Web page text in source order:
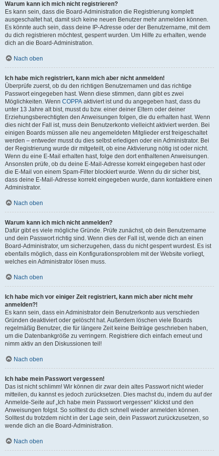
Warum kann ich mich nicht registrieren?
Es kann sein, dass die Board-Administration die Registrierung komplett
ausgeschaltet hat, damit sich keine neuen Benutzer mehr anmelden können.
Es könnte auch sein, dass deine IP-Adresse oder der Benutzername, mit dem
du dich registrieren möchtest, gesperrt wurden. Um Hilfe zu erhalten, wende
dich an die Board-Administration.
Nach oben
Ich habe mich registriert, kann mich aber nicht anmelden!
Überprüfe zuerst, ob du den richtigen Benutzernamen und das richtige
Passwort eingegeben hast. Wenn diese stimmen, dann gibt es zwei
Möglichkeiten. Wenn COPPA aktiviert ist und du angegeben hast, dass du
unter 13 Jahre alt bist, musst du bzw. einer deiner Eltern oder deiner
Erziehungsberechtigten den Anweisungen folgen, die du erhalten hast. Wenn
dies nicht der Fall ist, muss dein Benutzerkonto vielleicht aktiviert werden. Bei
einigen Boards müssen alle neu angemeldeten Mitglieder erst freigeschaltet
werden – entweder musst du dies selbst erledigen oder ein Administrator. Bei
der Registrierung wurde dir mitgeteilt, ob eine Aktivierung nötig ist oder nicht.
Wenn du eine E-Mail erhalten hast, folge den dort enthaltenen Anweisungen.
Ansonsten prüfe, ob du deine E-Mail-Adresse korrekt eingegeben hast oder
die E-Mail von einem Spam-Filter blockiert wurde. Wenn du dir sicher bist,
dass deine E-Mail-Adresse korrekt eingegeben wurde, dann kontaktiere einen
Administrator.
Nach oben
Warum kann ich mich nicht anmelden?
Dafür gibt es viele mögliche Gründe. Prüfe zunächst, ob dein Benutzername
und dein Passwort richtig sind. Wenn dies der Fall ist, wende dich an einen
Board-Administrator, um sicherzugehen, dass du nicht gesperrt wurdest. Es ist
ebenfalls möglich, dass ein Konfigurationsproblem mit der Website vorliegt,
welches ein Administrator lösen muss.
Nach oben
Ich habe mich vor einiger Zeit registriert, kann mich aber nicht mehr
anmelden?!
Es kann sein, dass ein Administrator dein Benutzerkonto aus verschieden
Gründen deaktiviert oder gelöscht hat. Außerdem löschen viele Boards
regelmäßig Benutzer, die für längere Zeit keine Beiträge geschrieben haben,
um die Datenbankgröße zu verringern. Registriere dich einfach erneut und
nimm aktiv an den Diskussionen teil!
Nach oben
Ich habe mein Passwort vergessen!
Das ist nicht schlimm! Wir können dir zwar dein altes Passwort nicht wieder
mitteilen, du kannst es jedoch zurücksetzen. Dies machst du, indem du auf der
Anmelde-Seite auf „Ich habe mein Passwort vergessen“ klickst und den
Anweisungen folgst. So solltest du dich schnell wieder anmelden können.
Solltest du trotzdem nicht in der Lage sein, dein Passwort zurückzusetzen, so
wende dich an die Board-Administration.
Nach oben